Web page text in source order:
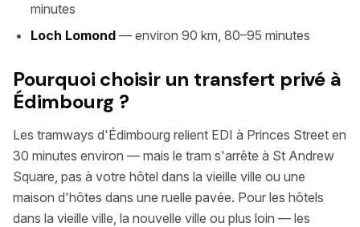
minutes
Loch Lomond — environ 90 km, 80–95 minutes
Pourquoi choisir un transfert privé à
Édimbourg ?
Les tramways d'Édimbourg relient EDI à Princes Street en
30 minutes environ — mais le tram s'arrête à St Andrew
Square, pas à votre hôtel dans la vieille ville ou une
maison d'hôtes dans une ruelle pavée. Pour les hôtels
dans la vieille ville, la nouvelle ville ou plus loin — les